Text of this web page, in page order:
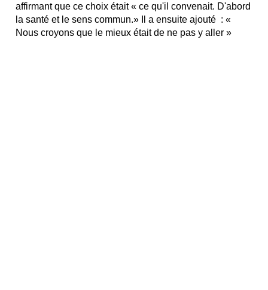
affirmant que ce choix était « ce qu'il convenait. D'abord
la santé et le sens commun.» Il a ensuite ajouté : «
Nous croyons que le mieux était de ne pas y aller »